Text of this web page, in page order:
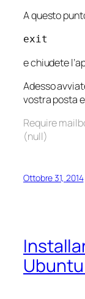
A questo
exit
e chiudete
Adesso
vostra posta
Require
(null)
Ottobre 31, 2014